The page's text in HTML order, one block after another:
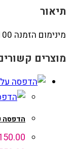
תיאור
מינימום הזמנה 100 יח'
מוצרים
הדפסה